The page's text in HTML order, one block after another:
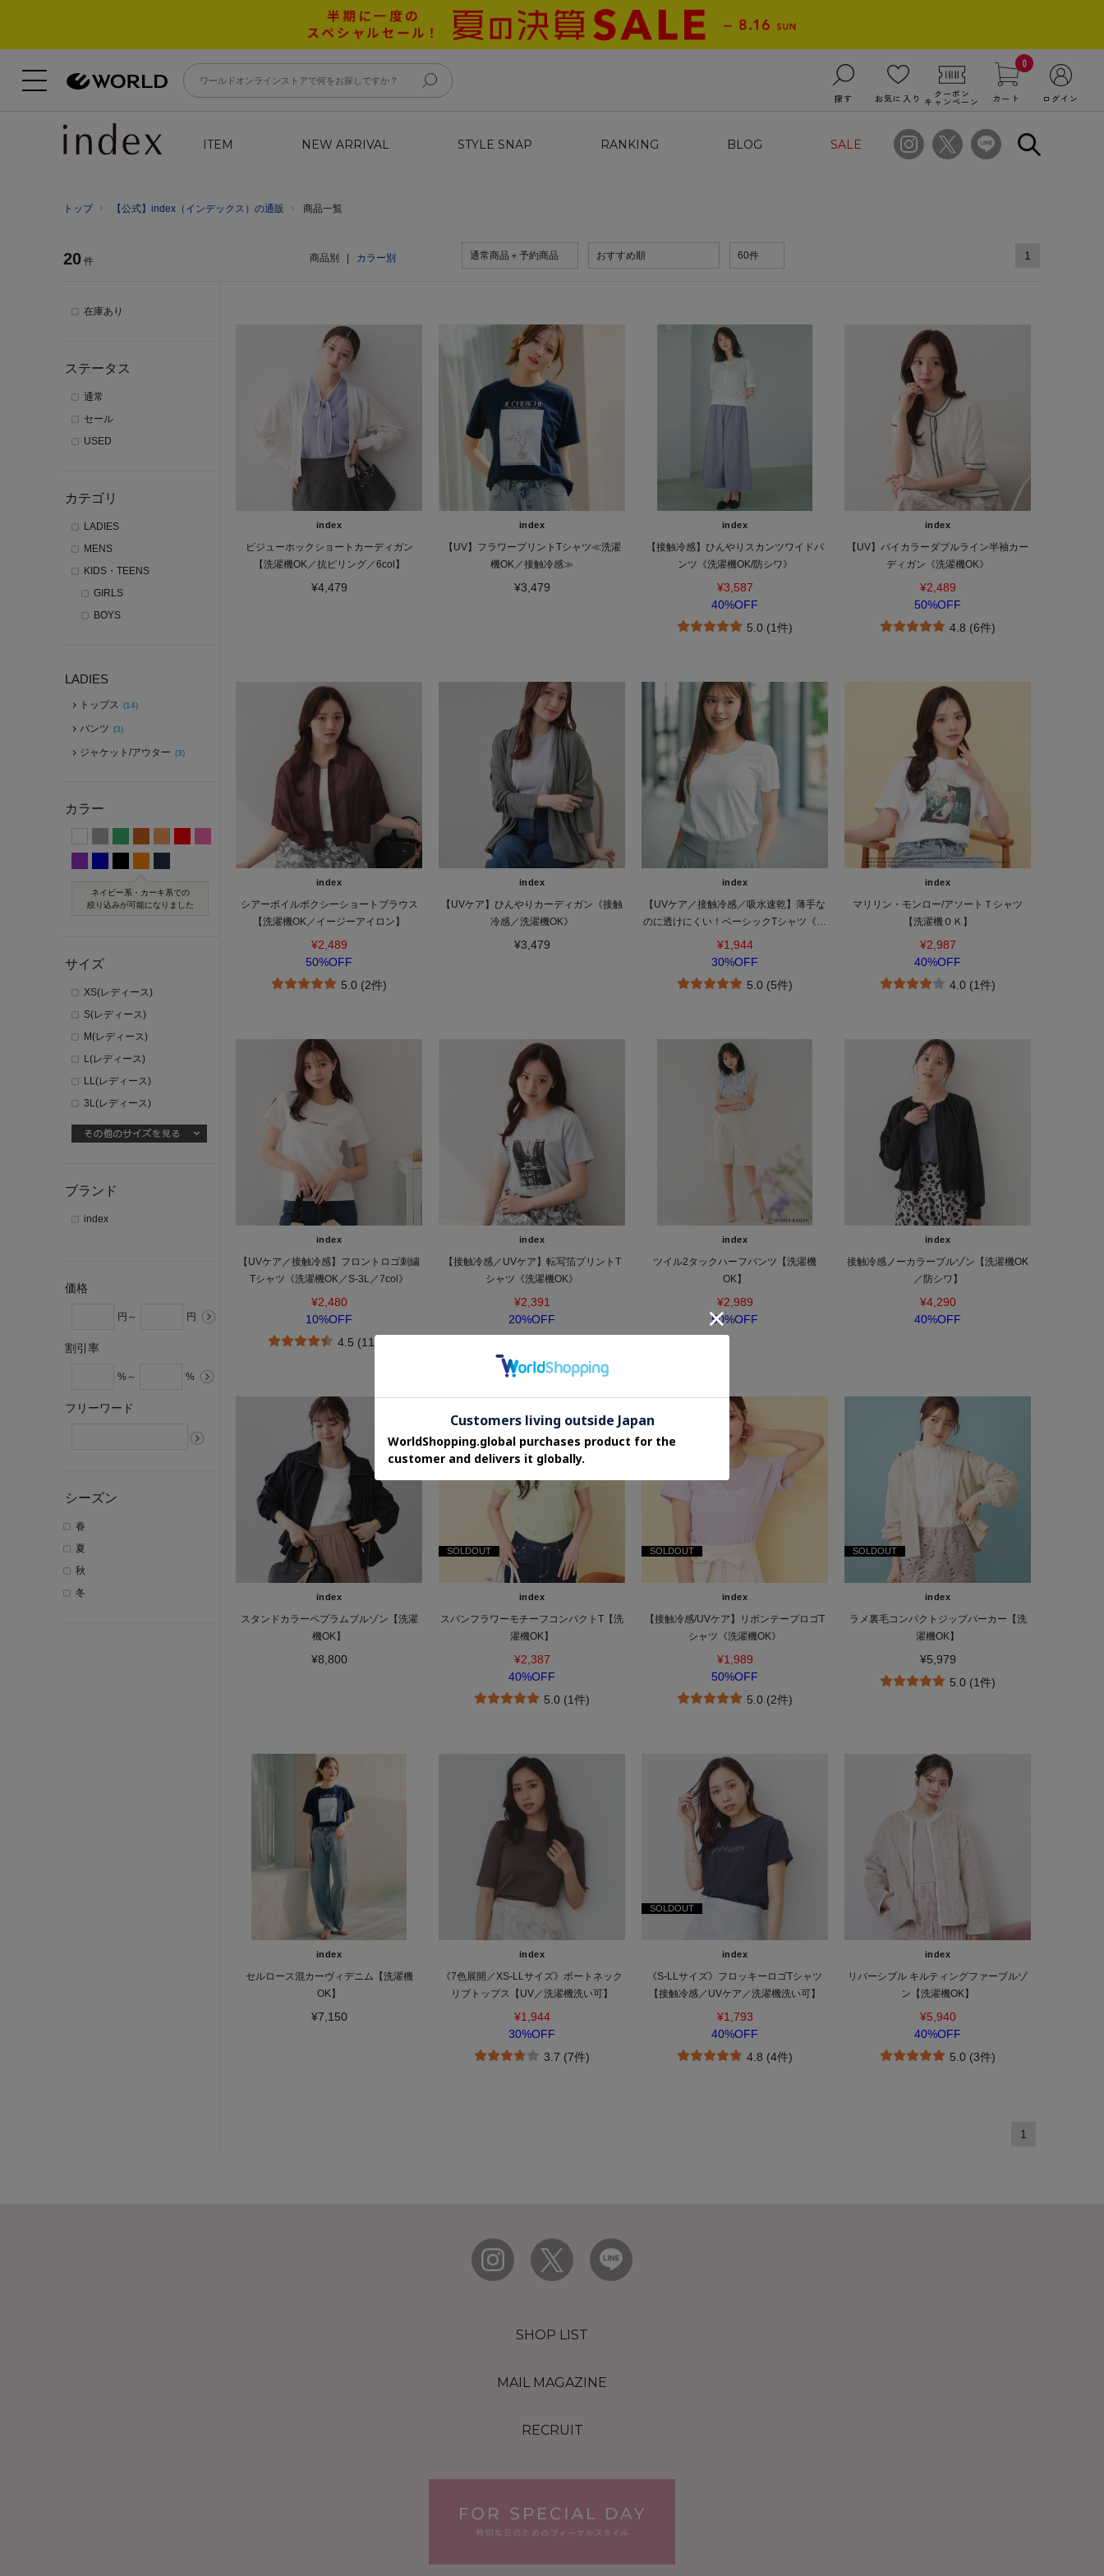
探す お気に入り クーポン
キャンペーン
0
カート ログイン
ITEM NEW ARRIVAL STYLE SNAP RANKING BLOG SALE
トップ 【公式】index（インデックス）の通販 商品一覧
20 件 商品別 カラー別 通常商品＋予約商品 おすすめ順 60件 1
在庫あり
ステータス
通常
セール
USED
カテゴリ
LADIES
MENS
KIDS・TEENS
GIRLS
BOYS
LADIES
トップス (14)
パンツ (3)
ジャケット/アウター (3)
カラー
ネイビー系・カーキ系での
絞り込みが可能になりました
サイズ
XS(レディース)
S(レディース)
M(レディース)
L(レディース)
LL(レディース)
3L(レディース)
ブランド
index
価格
円～ 円
割引率
%～ %
フリーワード
シーズン
春
夏
秋
冬
index
ビジューホックショートカーディガン
【洗濯機OK／抗ピリング／6col】
¥4,479
index
【UV】フラワープリントTシャツ≪洗濯
機OK／接触冷感≫
¥3,479
index
【接触冷感】ひんやりスカンツワイドパ
ンツ《洗濯機OK/防シワ》
¥3,587
40%OFF
5.0 (1件)
index
【UV】バイカラーダブルライン半袖カー
ディガン《洗濯機OK》
¥2,489
50%OFF
4.8 (6件)
index
シアーボイルボクシーショートブラウス
【洗濯機OK／イージーアイロン】
¥2,489
50%OFF
5.0 (2件)
index
【UVケア】ひんやりカーディガン《接触
冷感／洗濯機OK》
¥3,479
index
【UVケア／接触冷感／吸水速乾】薄手な
のに透けにくい！ベーシックTシャツ《洗
濯機OK／S～3L／6col》
¥1,944
30%OFF
5.0 (5件)
index
マリリン・モンロー/アソートＴシャツ
【洗濯機ＯＫ】
¥2,987
40%OFF
4.0 (1件)
index
【UVケア／接触冷感】フロントロゴ刺繍
Tシャツ《洗濯機OK／S-3L／7col》
¥2,480
10%OFF
4.5 (11件)
index
【接触冷感／UVケア】転写箔プリントT
シャツ《洗濯機OK》
¥2,391
20%OFF
index
ツイル2タックハーフパンツ【洗濯機
OK】
¥2,989
50%OFF
index
接触冷感ノーカラーブルゾン【洗濯機OK
／防シワ】
¥4,290
40%OFF
index
スタンドカラーペプラムブルゾン【洗濯
機OK】
¥8,800
SOLDOUT
index
スパンフラワーモチーフコンパクトT【洗
濯機OK】
¥2,387
40%OFF
5.0 (1件)
SOLDOUT
index
【接触冷感/UVケア】リボンテープロゴT
シャツ《洗濯機OK》
¥1,989
50%OFF
5.0 (2件)
SOLDOUT
index
ラメ裏毛コンパクトジップパーカー【洗
濯機OK】
¥5,979
5.0 (1件)
index
セルロース混カーヴィデニム【洗濯機
OK】
¥7,150
index
《7色展開／XS-LLサイズ》ボートネック
リブトップス【UV／洗濯機洗い可】
¥1,944
30%OFF
3.7 (7件)
SOLDOUT
index
《S-LLサイズ》フロッキーロゴTシャツ
【接触冷感／UVケア／洗濯機洗い可】
¥1,793
40%OFF
4.8 (4件)
index
リバーシブル キルティングファーブルゾ
ン【洗濯機OK】
¥5,940
40%OFF
5.0 (3件)
1
SHOP LIST
MAIL MAGAZINE
RECRUIT